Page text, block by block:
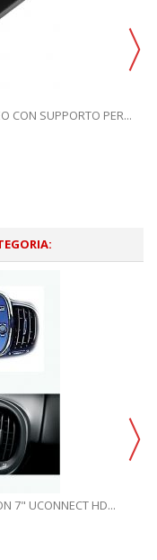
CON SUPPORTO PER...
7" UCONNECT HD...